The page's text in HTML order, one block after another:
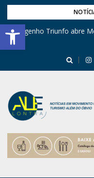
Barra de Ferramentas Aberta
Engenho Triunfo abre